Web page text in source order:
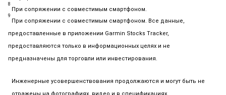
8
При сопряжении с совместимым смартфоном.
9
При сопряжении с совместимым смартфоном. Все данные,
предоставленные в приложении Garmin Stocks Tracker,
предоставляются только в информационных целях и не
предназначены для торговли или инвестирования.
Инженерные усовершенствования продолжаются и могут быть не